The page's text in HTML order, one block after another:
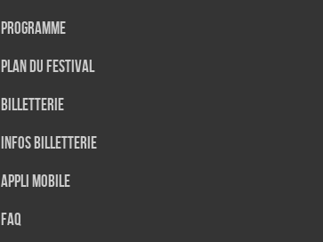
Programme
Plan du festival
Billetterie
Infos Billetterie
Appli mobile
FAQ